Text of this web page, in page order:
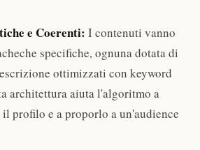
e Coerenti: I contenuti vanno
specifiche, ognuna dotata di
ottimizzati con keyword
architettura aiuta l'algoritmo a
profilo e a proporlo a un'audience